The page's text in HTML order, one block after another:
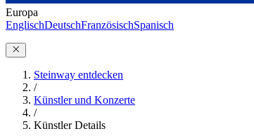
Europa
EnglischDeutschFranzösischSpanisch
Steinway entdecken
/
Künstler und Konzerte
/
Künstler Details